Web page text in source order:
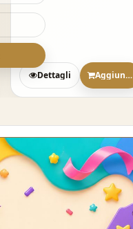
Dettagli Aggiungi